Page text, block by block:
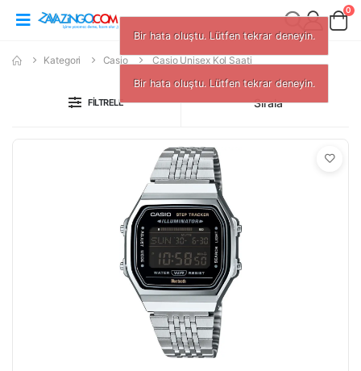
0
Kategori Casio Casio Unisex Kol Saati
FILTRELE Sırala
Bir hata oluştu. Lütfen tekrar deneyin.
Bir hata oluştu. Lütfen tekrar deneyin.